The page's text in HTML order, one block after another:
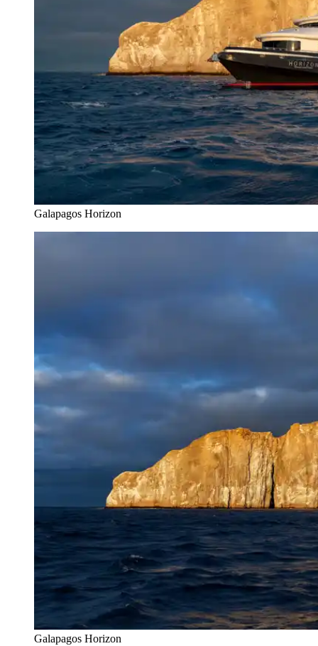
Galapagos Horizon
Galapagos Horizon